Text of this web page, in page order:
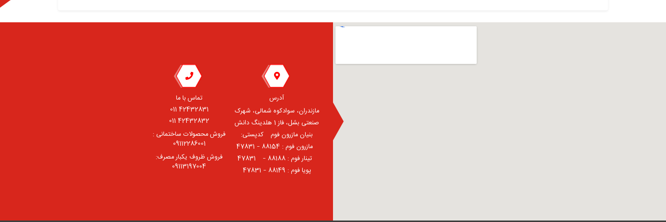
آدرس
مازندران، سوادکوه شمالی، شهرک
صنعتی بشل، فاز 1 هلدینگ دانش
بنیان مازرون فوم ⠀کدپستی:
⠀مازرون فوم : 88154 – 47831
⠀تینار فوم : 88188 – 47831⠀
پویا فوم : 88149 – 47831
تماس با ما
42432831 011
42432832 011
فروش محصولات ساختمانی :
09112286001
فروش ظروف یکبار مصرف:
09113197004